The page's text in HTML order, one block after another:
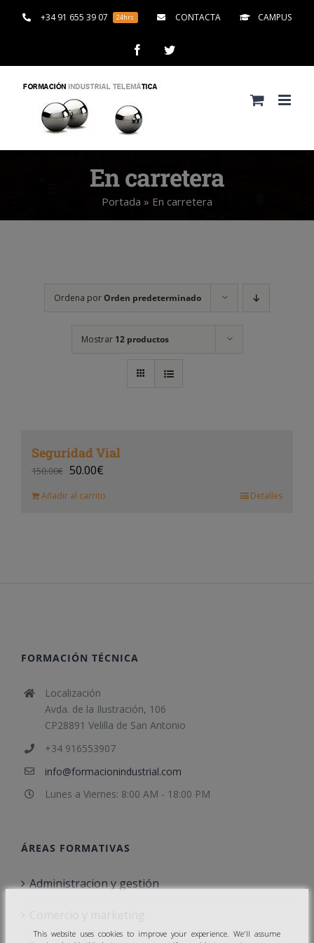
+34 91 655 39 07 24hrs CONTACTA CAMPUS
FacebookTwitter
En carretera
Portada » En carretera
Ordena porOrden predeterminado
Mostrar 12 productos
Seguridad Vial
150.00€ 50.00€
Añadir al carrito Detalles
FORMACIÓN TÉCNICA
Localización
Avda. de la Ilustración, 106
CP28891 Velilla de San Antonio
+34 916553907
info@formacionindustrial.com
Lunes a Viernes: 8:00 AM - 18:00 PM
ÁREAS FORMATIVAS
Administracion y gestión
This website uses cookies to improve your experience. We'll assume